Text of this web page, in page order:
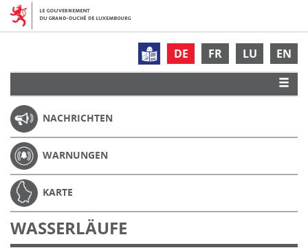
DE FR LU EN
NACHRICHTEN
WARNUNGEN
KARTE
WASSERLÄUFE